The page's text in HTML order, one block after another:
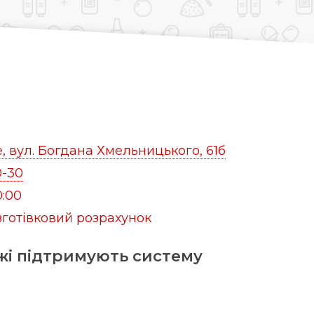
Богдана Хмельницького, 61б
30
розрахунок
підтримують систему